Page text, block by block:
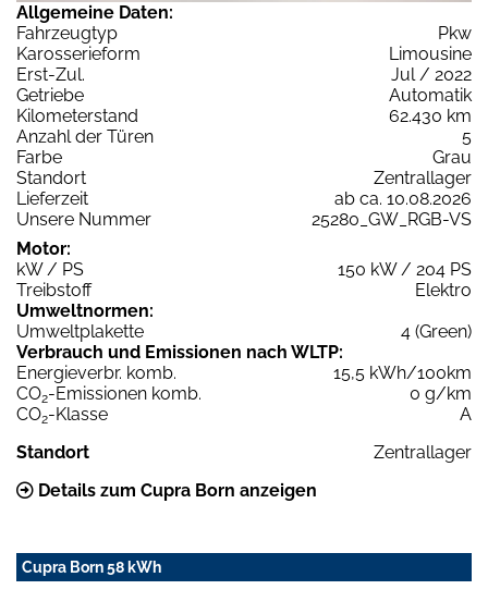
Allgemeine Daten:
Fahrzeugtyp
Pkw
Karosserieform
Limousine
Erst-Zul.
Jul / 2022
Getriebe
Automatik
Kilometerstand
62.430 km
Anzahl der Türen
5
Farbe
Grau
Standort
Zentrallager
Lieferzeit
ab ca. 10.08.2026
Unsere Nummer
25280_GW_RGB-VS
Motor:
kW / PS
150 kW / 204 PS
Treibstoff
Elektro
Umweltnormen:
Umweltplakette
4 (Green)
Verbrauch und Emissionen nach WLTP:
Energieverbr. komb.
15,5 kWh/100km
CO2-Emissionen komb.
0 g/km
CO2-Klasse
A
Standort
Zentrallager
Details zum Cupra Born anzeigen
Cupra Born 58 kWh